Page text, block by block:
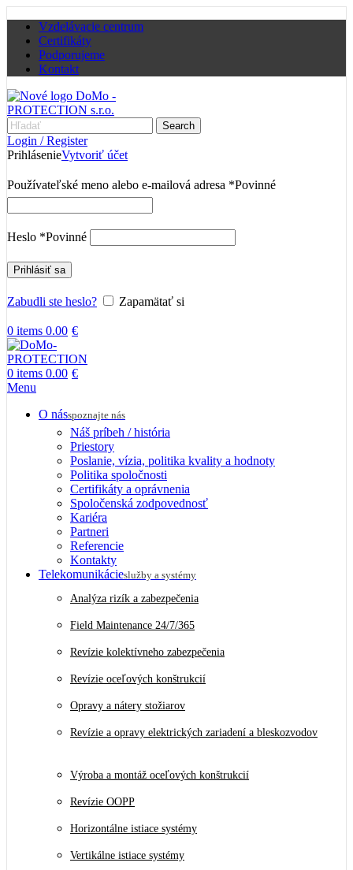
Vzdelávacie centrum
Certifikáty
Podporujeme
Kontakt
Search
Login / Register
PrihlásenieVytvoriť účet
Používateľské meno alebo e-mailová adresa *Povinné
Heslo *Povinné
Prihlásiť sa
Zabudli ste heslo? Zapamätať si
0 items 0.00 €
0 items 0.00 €
Menu
O násspoznajte nás
Náš príbeh / história
Priestory
Poslanie, vízia, politika kvality a hodnoty
Politika spoločnosti
Certifikáty a oprávnenia
Spoločenská zodpovednosť
Kariéra
Partneri
Referencie
Kontakty
Telekomunikácieslužby a systémy
Analýza rizík a zabezpečenia
Field Maintenance 24/7/365
Revízie kolektívneho zabezpečenia
Revízie oceľových konštrukcií
Opravy a nátery stožiarov
Revízie a opravy elektrických zariadení a bleskozvodov
Výroba a montáž oceľových konštrukcií
Revízie OOPP
Horizontálne istiace systémy
Vertikálne istiace systémy